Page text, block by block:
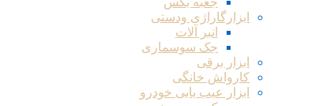
ابزارگاراژی ودستی
انبر آلات
جک سوسماری
ابزار برقی
کارواش خانگی
ابزار عیب یابی خودرو